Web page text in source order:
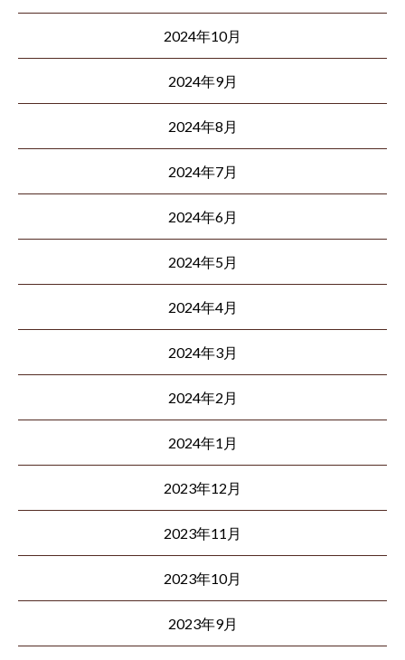
2024年10月
2024年9月
2024年8月
2024年7月
2024年6月
2024年5月
2024年4月
2024年3月
2024年2月
2024年1月
2023年12月
2023年11月
2023年10月
2023年9月